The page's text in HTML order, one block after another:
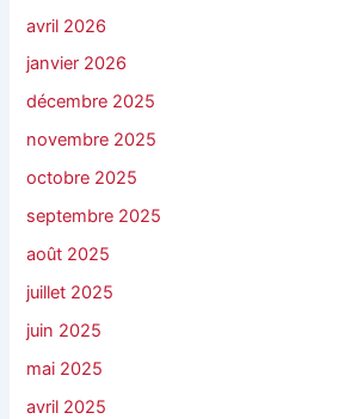
avril 2026
janvier 2026
décembre 2025
novembre 2025
octobre 2025
septembre 2025
août 2025
juillet 2025
juin 2025
mai 2025
avril 2025